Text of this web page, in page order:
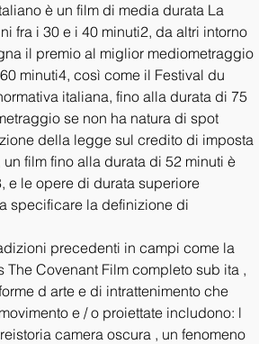
è un film di media durata La
fra i 30 e i 40 minuti2, da altri intorno
il premio al miglior mediometraggio
minuti4, così come il Festival du
italiana, fino alla durata di 75
se non ha natura di spot
della legge sul credito di imposta
film fino alla durata di 52 minuti è
e le opere di durata superiore
specificare la definizione di
precedenti in campi come la
Covenant Film completo sub ita ,
d arte e di intrattenimento che
e / o proiettate includono: l
camera oscura , un fenomeno